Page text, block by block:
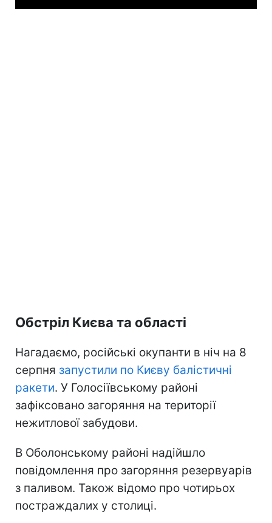
Обстріл Києва та області
Нагадаємо, російські окупанти в ніч на 8
серпня запустили по Києву балістичні
ракети. У Голосіївському районі
зафіксовано загоряння на території
нежитлової забудови.
В Оболонському районі надійшло
повідомлення про загоряння резервуарів
з паливом. Також відомо про чотирьох
постраждалих у столиці.